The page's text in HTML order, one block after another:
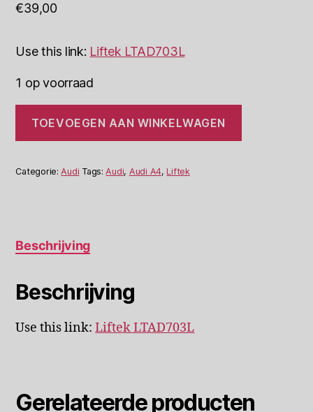
€39,00
Use this link: Liftek LTAD703L
1 op voorraad
Raammechanisme
LV
aantal
TOEVOEGEN AAN WINKELWAGEN
Categorie:Audi Tags:Audi, Audi A4, Liftek
Beschrijving
Beschrijving
Use this link:Liftek LTAD703L
Gerelateerde producten